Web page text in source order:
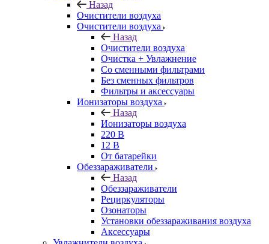
Назад
Очистители воздуха
Очистители воздуха
Назад
Очистители воздуха
Очистка + Увлажнение
Cо сменными фильтрами
Без сменных фильтров
Фильтры и аксессуары
Ионизаторы воздуха
Назад
Ионизаторы воздуха
220 В
12 В
От батарейки
Обеззараживатели
Назад
Обеззараживатели
Рециркуляторы
Озонаторы
Установки обеззараживания воздуха
Аксессуары